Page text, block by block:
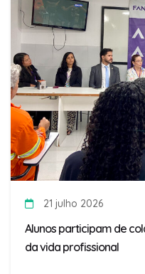
21 julho 2026
Alunos participam de
da vida profissional